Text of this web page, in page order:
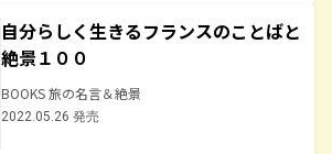
自分らしく生きるフランスのことばと
絶景１００
BOOKS 旅の名言＆絶景
2022.05.26 発売